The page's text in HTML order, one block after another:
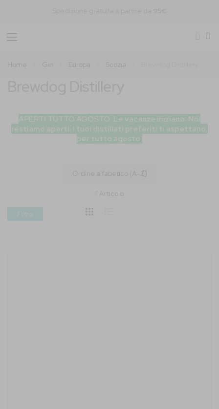
Toggle
Home
Gin Europa Scozia
APERTI TUTTO AGOSTO: Le vacanze iniziano. Noi
restiamo aperti. I tuoi distillati preferiti ti aspettano,
per tutto agosto.
Filtro
1 Articolo